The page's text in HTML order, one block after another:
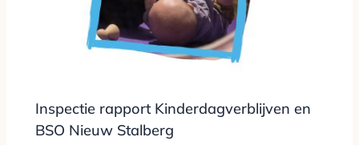
Inspectie rapport Kinderdagverblijven en
BSO Nieuw Stalberg